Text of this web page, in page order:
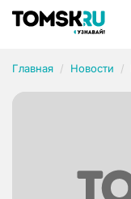
Главная Новости